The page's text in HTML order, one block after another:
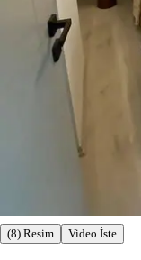
(8) Resim Video İste